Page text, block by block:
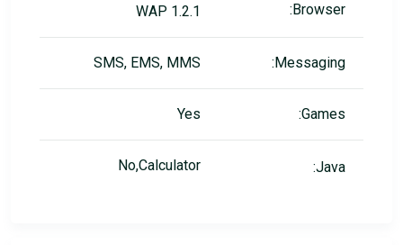
Browser:
WAP 1.2.1
Messaging:
SMS, EMS, MMS
Games:
Yes
Java:
No,Calculator